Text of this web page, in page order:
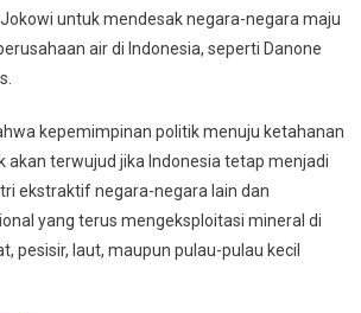
untuk mendesak negara-negara maju
air di Indonesia, seperti Danone
kepemimpinan politik menuju ketahanan
akan terwujud jika Indonesia tetap menjadi
ekstraktif negara-negara lain dan
yang terus mengeksploitasi mineral di
pesisir, laut, maupun pulau-pulau kecil